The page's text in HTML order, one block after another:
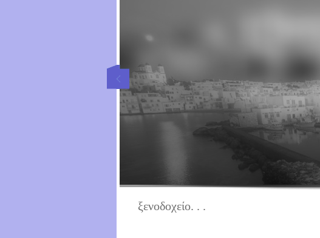
ξενοδοχείο. . .